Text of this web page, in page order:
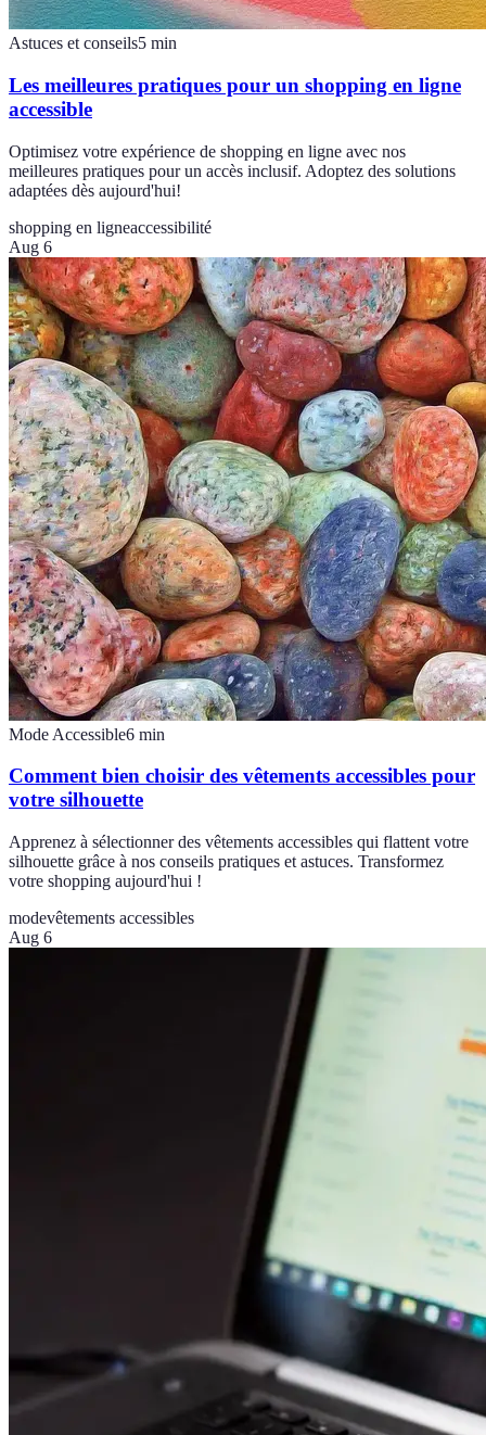
Astuces et conseils5 min
Les meilleures pratiques pour un shopping en ligne
accessible
Optimisez votre expérience de shopping en ligne avec nos
meilleures pratiques pour un accès inclusif. Adoptez des solutions
adaptées dès aujourd'hui!
shopping en ligneaccessibilité
Aug 6
Mode Accessible6 min
Comment bien choisir des vêtements accessibles pour
votre silhouette
Apprenez à sélectionner des vêtements accessibles qui flattent votre
silhouette grâce à nos conseils pratiques et astuces. Transformez
votre shopping aujourd'hui !
modevêtements accessibles
Aug 6